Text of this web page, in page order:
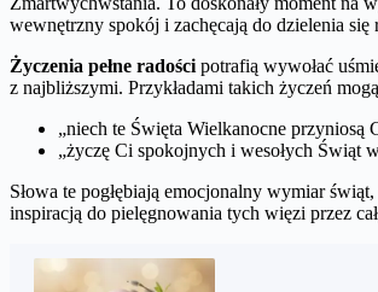
wewnętrzny spokój i zachęcają do dzielenia
Życzenia pełne radości potrafią wywołać
z najbliższymi. Przykładami takich życzeń
„niech te Święta Wielkanocne przyniosą
„życzę Ci spokojnych i wesołych Świąt
Słowa te pogłębiają emocjonalny wymiar
inspiracją do pielęgnowania tych więzi przez